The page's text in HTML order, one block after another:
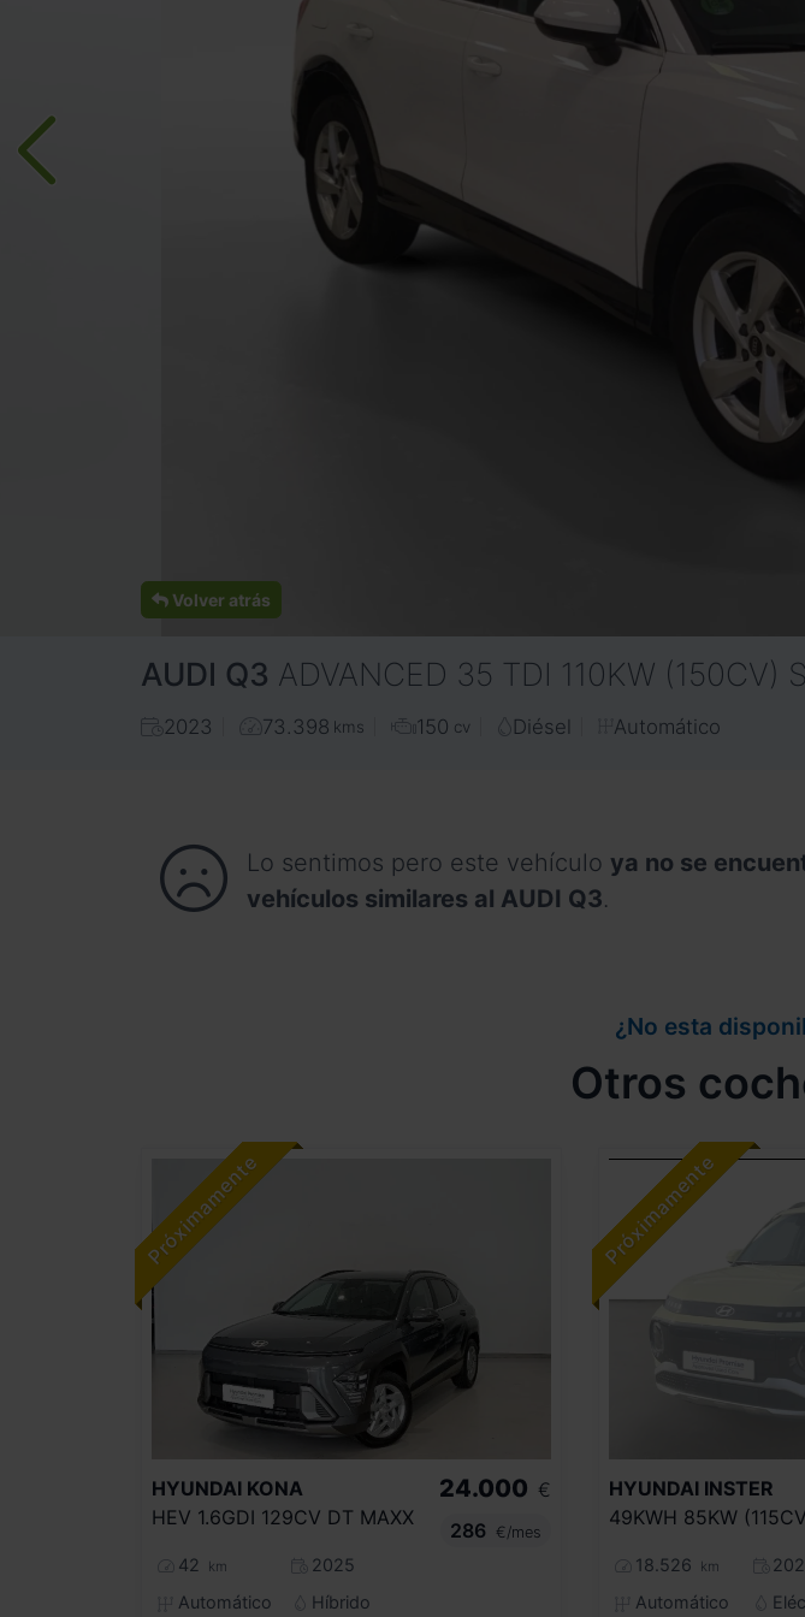
Volver atrás
AUDI Q3 ADVANCED 35 TDI 110KW (150CV)
2023 73.398 kms 150 cv Diésel Automático
Lo sentimos pero este vehículo ya no se
vehículos similares al AUDI Q3.
¿No esta
Otros
HYUNDAI KONA
HEV 1.6GDI 129CV DT MAXX
42 km
2025
Automático
Híbrido
24.000 €
286
€/mes
HYUNDAI INSTER
18.526 km
Automático